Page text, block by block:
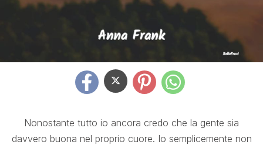
Nonostante tutto io ancora credo che la gente sia
davvero buona nel proprio cuore. Io semplicemente non